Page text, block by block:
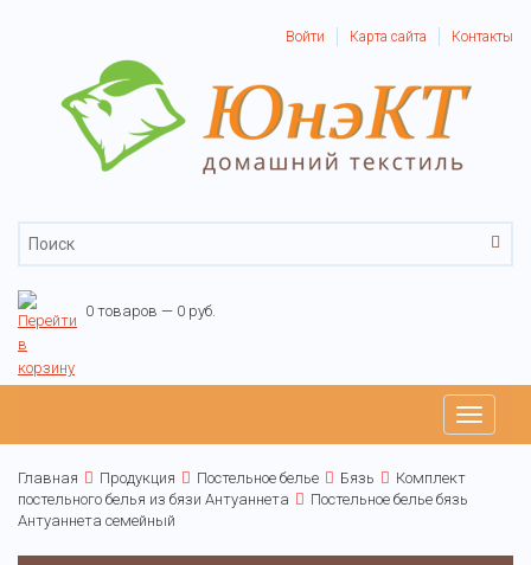
Войти Карта сайта Контакты
0 товаров — 0 руб.
Toggle
Главная Продукция Постельное белье Бязь
Комплект
постельного белья из бязи Антуаннета
Постельное белье бязь
Антуаннета семейный